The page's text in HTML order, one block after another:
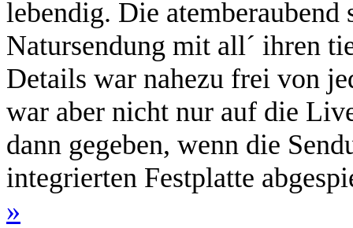
lebendig. Die
Natursendung mit all´ ihren
Details war nahezu frei von
war aber nicht nur auf die
dann gegeben, wenn die
integrierten Festplatte
»